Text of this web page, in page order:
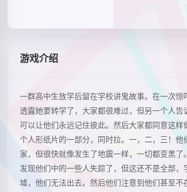
游戏介绍
一群高中生放学后留在学校讲鬼故事。在一次惊
透露她要转学了，大家都很难过，但另一个人告
可以让他们永远记住彼此。然后大家都同意这样
个人形纸片的一部分，同时拉。一，二，三！他
家，但很快就像发生了地震一样，一切都变黑了
发现他们中的一些人失踪了，但这还不是全部，
墟，他们无法出去。然后他们注意到他们甚至不